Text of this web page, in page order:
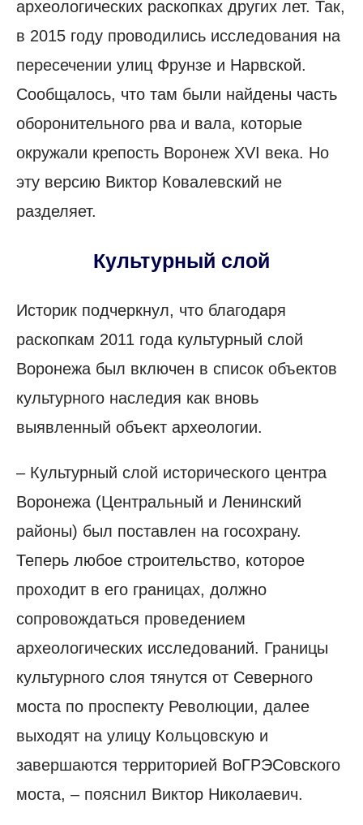
археологических раскопках других лет. Так,
в 2015 году проводились исследования на
пересечении улиц Фрунзе и Нарвской.
Сообщалось, что там были найдены часть
оборонительного рва и вала, которые
окружали крепость Воронеж XVI века. Но
эту версию Виктор Ковалевский не
разделяет.
Культурный слой
Историк подчеркнул, что благодаря
раскопкам 2011 года культурный слой
Воронежа был включен в список объектов
культурного наследия как вновь
выявленный объект археологии.
– Культурный слой исторического центра
Воронежа (Центральный и Ленинский
районы) был поставлен на гос­охрану.
Теперь любое строительство, которое
проходит в его границах, должно
сопровождаться проведением
археологических исследований. Границы
культурного слоя тянутся от Северного
моста по проспекту Революции, далее
выходят на улицу Кольцовскую и
завершаются территорией ВоГРЭСовского
моста, – пояснил Виктор Николаевич.